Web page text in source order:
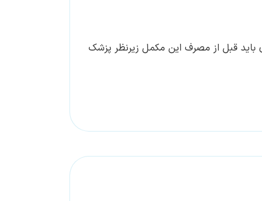
باید قبل از مصرف این مکمل زیرنظر پزشک